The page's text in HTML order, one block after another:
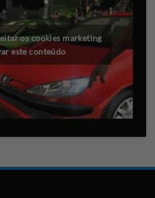
os cookies marketing
este conteúdo